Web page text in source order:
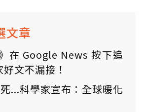
文章
在 Google News 按下追
文不漏接！
...科學家宣布：全球暖化